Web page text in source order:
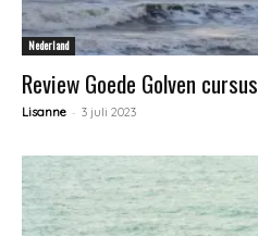
Nederland
Review Goede Golven cursus
Lisanne - 3 juli 2023